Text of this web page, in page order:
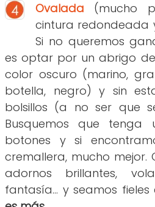
Ovalada (mucho
cintura redondeada
Si no queremos
es optar por un abrigo
color oscuro (marino,
botella, negro) y sin
bolsillos (a no ser que
Busquemos que
botones y si
cremallera, mucho mejor.
adornos brillantes,
fantasía... y seamos